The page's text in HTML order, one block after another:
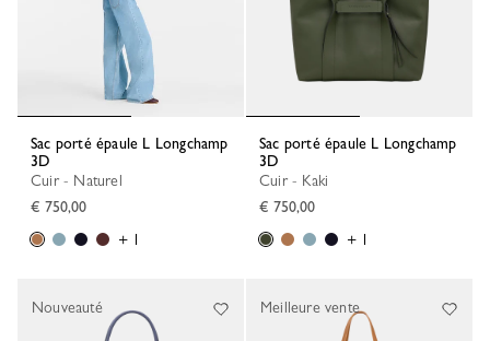
Sac porté épaule L Longchamp
3D
Cuir - Naturel
€ 750,00
+ 1
Sac porté épaule L Longchamp
3D
Cuir - Kaki
€ 750,00
+ 1
Nouveauté Meilleure vente